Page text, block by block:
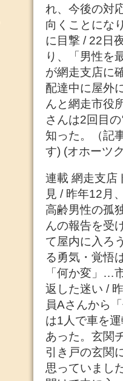
れ、今後の対
向くことにな
に目撃 / 22日
り、「男性を
が網走支店に
配達中に屋外
んと網走市役
さんは2回目
知った。（記
す) (オホーツ
連載 網走支店
見 / 昨年12月
高齢男性の孤
んの報告を受
て屋内に入ろ
る勇気・覚悟
「何か変」…
返した迷い /
員Aさんから
は1人で車を
あった。玄関
引き戸の玄関
思っていまし